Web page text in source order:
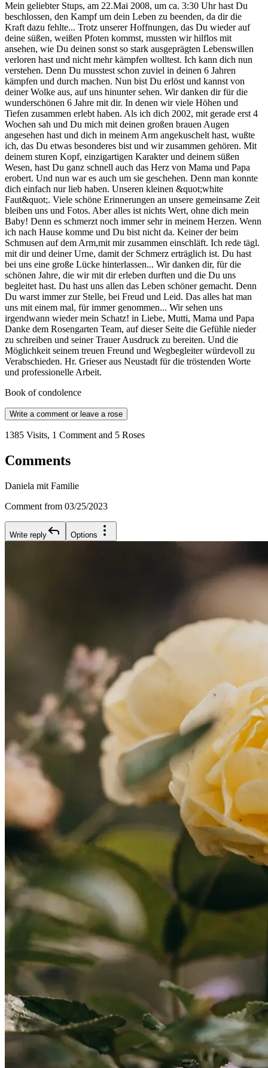
Mein geliebter Stups, am 22.Mai 2008, um ca. 3:30 Uhr hast Du
beschlossen, den Kampf um dein Leben zu beenden, da dir die
Kraft dazu fehlte... Trotz unserer Hoffnungen, das Du wieder auf
deine süßen, weißen Pfoten kommst, mussten wir hilflos mit
ansehen, wie Du deinen sonst so stark ausgeprägten Lebenswillen
verloren hast und nicht mehr kämpfen wolltest. Ich kann dich nun
verstehen. Denn Du musstest schon zuviel in deinen 6 Jahren
kämpfen und durch machen. Nun bist Du erlöst und kannst von
deiner Wolke aus, auf uns hinunter sehen. Wir danken dir für die
wunderschönen 6 Jahre mit dir. In denen wir viele Höhen und
Tiefen zusammen erlebt haben. Als ich dich 2002, mit gerade erst 4
Wochen sah und Du mich mit deinen großen brauen Augen
angesehen hast und dich in meinem Arm angekuschelt hast, wußte
ich, das Du etwas besonderes bist und wir zusammen gehören. Mit
deinem sturen Kopf, einzigartigen Karakter und deinem süßen
Wesen, hast Du ganz schnell auch das Herz von Mama und Papa
erobert. Und nun war es auch um sie geschehen. Denn man konnte
dich einfach nur lieb haben. Unseren kleinen &quot;white
Faut&quot;. Viele schöne Erinnerungen an unsere gemeinsame Zeit
bleiben uns und Fotos. Aber alles ist nichts Wert, ohne dich mein
Baby! Denn es schmerzt noch immer sehr in meinem Herzen. Wenn
ich nach Hause komme und Du bist nicht da. Keiner der beim
Schmusen auf dem Arm,mit mir zusammen einschläft. Ich rede tägl.
mit dir und deiner Urne, damit der Schmerz erträglich ist. Du hast
bei uns eine große Lücke hinterlassen... Wir danken dir, für die
schönen Jahre, die wir mit dir erleben durften und die Du uns
begleitet hast. Du hast uns allen das Leben schöner gemacht. Denn
Du warst immer zur Stelle, bei Freud und Leid. Das alles hat man
uns mit einem mal, für immer genommen... Wir sehen uns
irgendwann wieder mein Schatz! in Liebe, Mutti, Mama und Papa
Danke dem Rosengarten Team, auf dieser Seite die Gefühle nieder
zu schreiben und seiner Trauer Ausdruck zu bereiten. Und die
Möglichkeit seinem treuen Freund und Wegbegleiter würdevoll zu
Verabschieden. Hr. Grieser aus Neustadt für die tröstenden Worte
und professionelle Arbeit.
Book of condolence
Write a comment or leave a rose
1385 Visits, 1 Comment and 5 Roses
Comments
Daniela mit Familie
Comment from 03/25/2023
Write reply Options